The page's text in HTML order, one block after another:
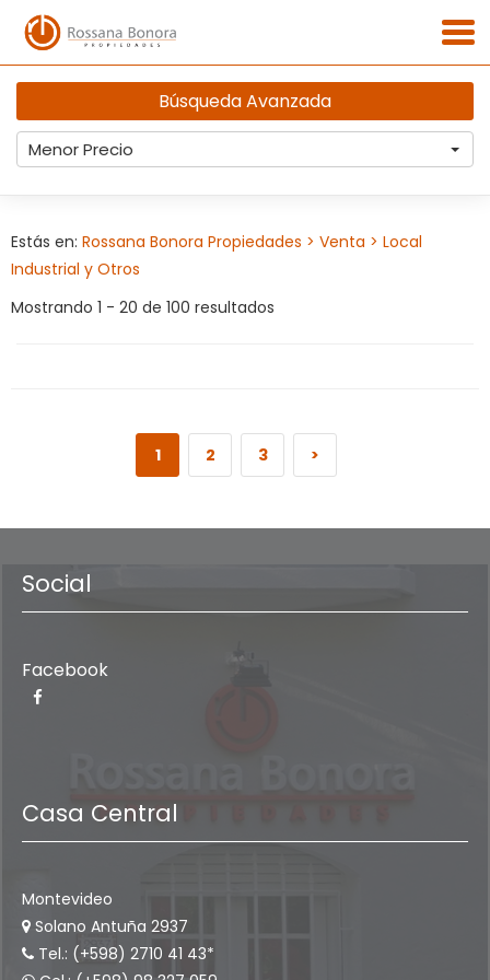
Búsqueda Avanzada
Menor Precio
Estás en: Rossana Bonora Propiedades > Venta > Local
Industrial y Otros
Mostrando 1 - 20 de 100 resultados
1 2 3 >
Social
Facebook
Casa Central
Montevideo
Solano Antuña 2937
Tel.: (+598) 2710 41 43*